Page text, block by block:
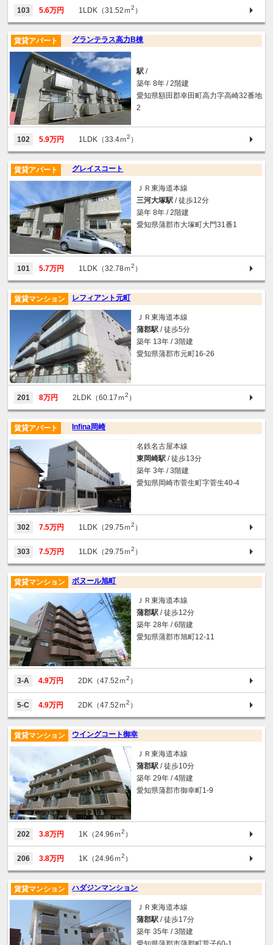
103 5.6万円 1LDK（31.52ｍ2 ）
グランテラス高力B棟
賃貸アパート
駅 /
築年 8年 / 2階建
愛知県額田郡幸田町高力字高崎32番地
2
102 5.9万円 1LDK（33.4ｍ2 ）
グレイスコート
賃貸アパート
ＪＲ東海道本線
三河大塚駅 / 徒歩12分
築年 8年 / 2階建
愛知県蒲郡市大塚町大門31番1
101 5.7万円 1LDK（32.78ｍ2 ）
レフィアント元町
賃貸マンション
ＪＲ東海道本線
蒲郡駅 / 徒歩5分
築年 13年 / 3階建
愛知県蒲郡市元町16-26
201 8万円 2LDK（60.17ｍ2 ）
Infina岡崎
賃貸アパート
名鉄名古屋本線
東岡崎駅 / 徒歩13分
築年 3年 / 3階建
愛知県岡崎市菅生町字菅生40-4
302 7.5万円 1LDK（29.75ｍ2 ）
303 7.5万円 1LDK（29.75ｍ2 ）
ボヌール旭町
賃貸マンション
ＪＲ東海道本線
蒲郡駅 / 徒歩12分
築年 28年 / 6階建
愛知県蒲郡市旭町12-11
3-A 4.9万円 2DK（47.52ｍ2 ）
5-C 4.9万円 2DK（47.52ｍ2 ）
ウイングコート御幸
賃貸マンション
ＪＲ東海道本線
蒲郡駅 / 徒歩10分
築年 29年 / 4階建
愛知県蒲郡市御幸町1-9
202 3.8万円 1K（24.96ｍ2 ）
206 3.8万円 1K（24.96ｍ2 ）
ハダジンマンション
賃貸マンション
ＪＲ東海道本線
蒲郡駅 / 徒歩17分
築年 35年 / 3階建